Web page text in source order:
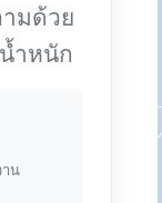
ามด้วย
ำหนัก
าน